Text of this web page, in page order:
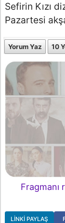
Sefirin Kızı
Pazartesi
Yorum Yaz 10
Fragmanı
LINKI PAYLAŞ